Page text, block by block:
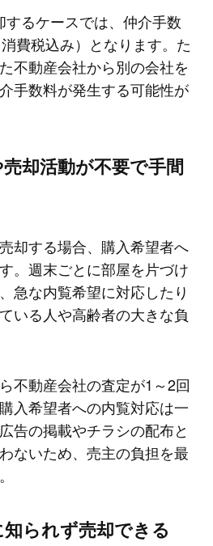
るケースでは、仲介手数
費税込み）となります。た
不動産会社から別の会社を
手数料が発生する可能性が
却活動が不要で手間
却する場合、購入希望者へ
。週末ごとに部屋を片づけ
急な内覧希望に対応したり
いる人や高齢者の大きな負
不動産会社の査定が1～2回
入希望者への内覧対応は一
告の掲載やチラシの配布と
ないため、売主の負担を最
られず売却できる